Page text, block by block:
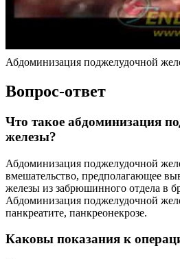
Абдоминизация поджелудочной
Вопрос-ответ
Что такое абдоминизация
железы?
Абдоминизация поджелудочной
вмешательство, предполагающее
железы из забрюшинного отдела в
Абдоминизация поджелудочной
панкреатите, панкреонекрозе.
Каковы показания к